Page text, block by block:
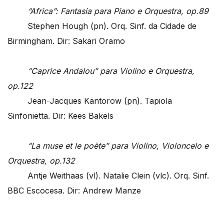
“Africa”: Fantasia para Piano e Orquestra, op.89
Stephen Hough (pn). Orq. Sinf. da Cidade de
Birmingham. Dir: Sakari Oramo
“Caprice Andalou” para Violino e Orquestra,
op.122
Jean-Jacques Kantorow (pn). Tapiola
Sinfonietta. Dir: Kees Bakels
“La muse et le poète” para Violino, Violoncelo e
Orquestra, op.132
Antje Weithaas (vl). Natalie Clein (vlc). Orq. Sinf.
BBC Escocesa. Dir: Andrew Manze